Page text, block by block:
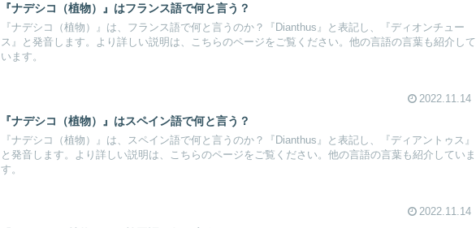
『ナデシコ（植物）』はフランス語で何と言う？
『ナデシコ（植物）』は、フランス語で何と言うのか？『Dianthus』と表記し、『ディオンチュー
ス』と発音します。より詳しい説明は、こちらのページをご覧ください。他の言語の言葉も紹介して
います。
2022.11.14
『ナデシコ（植物）』はスペイン語で何と言う？
『ナデシコ（植物）』は、スペイン語で何と言うのか？『Dianthus』と表記し、『ディアントゥス』
と発音します。より詳しい説明は、こちらのページをご覧ください。他の言語の言葉も紹介していま
す。
2022.11.14